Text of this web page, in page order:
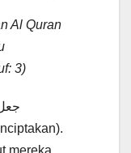
Al Quran
3)
mereka